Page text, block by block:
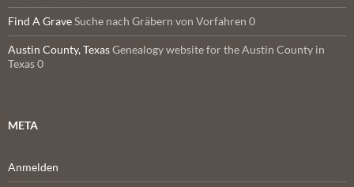
Find A GraveSuche nach Gräbern von Vorfahren 0
Austin County, TexasGenealogy website for the Austin County in
Texas 0
META
Anmelden